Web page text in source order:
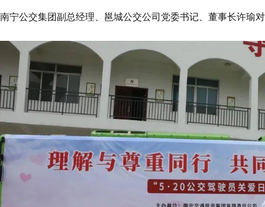
南宁公交集团副总经理、邕城公交公司党委书记、董事长许瑜